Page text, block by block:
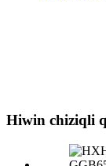
Hiwin chiziqli